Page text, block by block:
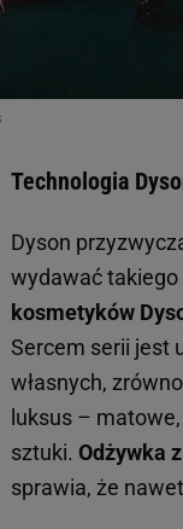
Technologia
Dyson
wydawać takiego
kosmetyków
Sercem serii jest
własnych,
luksus –
sztuki. Odżywka
sprawia, że